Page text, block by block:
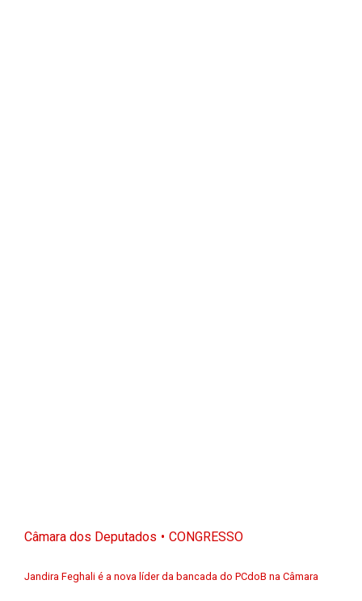
Câmara dos Deputados CONGRESSO
Jandira Feghali é a nova líder da bancada do PCdoB na Câmara